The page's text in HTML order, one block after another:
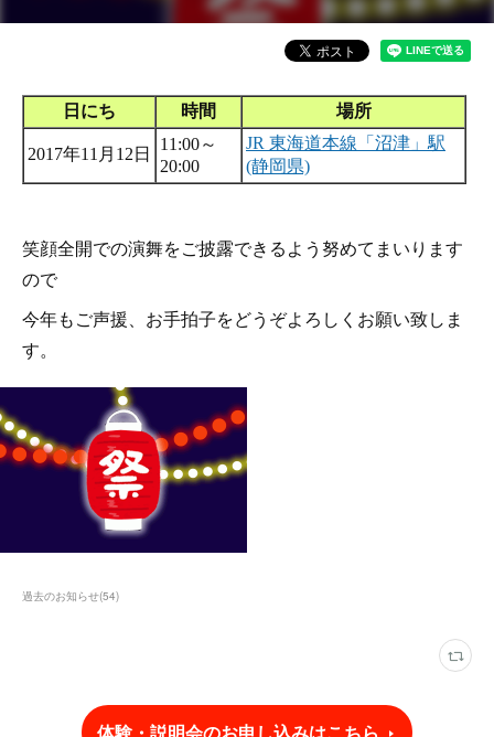
笑顔全開での演舞をご披露できるよう努めてまいります
ので
今年もご声援、お手拍子をどうぞよろしくお願い致しま
す。
過去のお知らせ(54)